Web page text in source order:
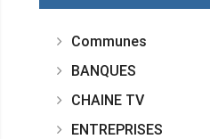
Communes
BANQUES
CHAINE TV
ENTREPRISES